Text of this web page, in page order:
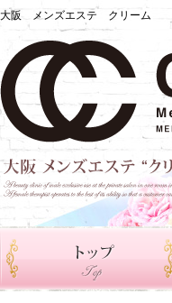
大阪 メンズエステ クリーム